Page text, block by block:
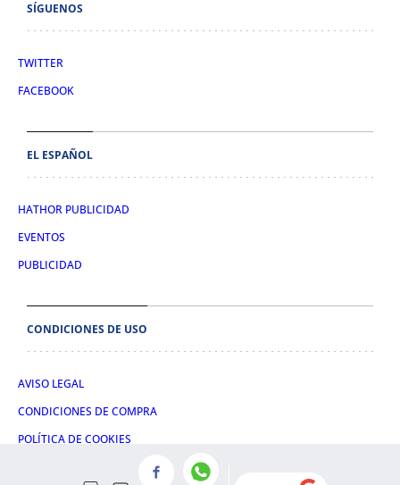
SÍGUENOS
TWITTER
FACEBOOK
EL ESPAÑOL
HATHOR PUBLICIDAD
EVENTOS
PUBLICIDAD
CONDICIONES DE USO
AVISO LEGAL
CONDICIONES DE COMPRA
POLÍTICA DE COOKIES